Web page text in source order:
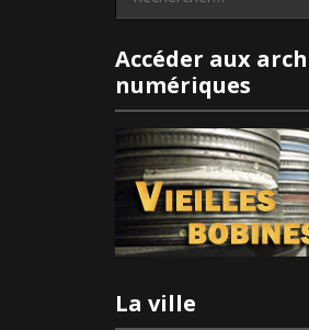
Accéder aux
numériques
La ville